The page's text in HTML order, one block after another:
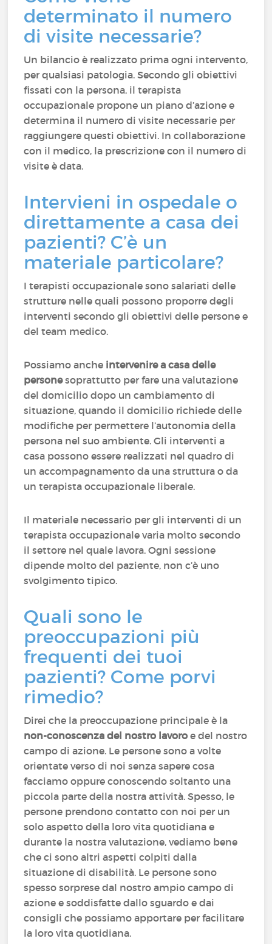
determinato il numero
di visite necessarie?
Un bilancio è realizzato prima ogni intervento,
per qualsiasi patologia. Secondo gli obiettivi
fissati con la persona, il terapista
occupazionale propone un piano d’azione e
determina il numero di visite necessarie per
raggiungere questi obiettivi. In collaborazione
con il medico, la prescrizione con il numero di
visite è data.
Intervieni in ospedale o
direttamente a casa dei
pazienti? C’è un
materiale particolare?
I terapisti occupazionale sono salariati delle
strutture nelle quali possono proporre degli
interventi secondo gli obiettivi delle persone e
del team medico.
Possiamo anche intervenire a casa delle
personesoprattutto per fare una valutazione
del domicilio dopo un cambiamento di
situazione, quando il domicilio richiede delle
modifiche per permettere l’autonomia della
persona nel suo ambiente. Gli interventi a
casa possono essere realizzati nel quadro di
un accompagnamento da una struttura o da
un terapista occupazionale liberale.
Il materiale necessario per gli interventi di un
terapista occupazionale varia molto secondo
il settore nel quale lavora. Ogni sessione
dipende molto del paziente, non c’è uno
svolgimento tipico.
Quali sono le
preoccupazioni più
frequenti dei tuoi
pazienti? Come porvi
rimedio?
Direi che la preoccupazione principale è la
non-conoscenza del nostro lavoro e del nostro
campo di azione. Le persone sono a volte
orientate verso di noi senza sapere cosa
facciamo oppure conoscendo soltanto una
piccola parte della nostra attività. Spesso, le
persone prendono contatto con noi per un
solo aspetto della loro vita quotidiana e
durante la nostra valutazione, vediamo bene
che ci sono altri aspetti colpiti dalla
situazione di disabilità. Le persone sono
spesso sorprese dal nostro ampio campo di
azione e soddisfatte dallo sguardo e dai
consigli che possiamo apportare per facilitare
la loro vita quotidiana.